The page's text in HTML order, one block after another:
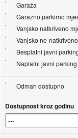
Garaža
Garažno parkirno
Vanjsko natkriveno
Vanjsko ne-
Besplatni javni
Naplatni javni parking
Odmah dostupno
Dostupnost kroz godinu